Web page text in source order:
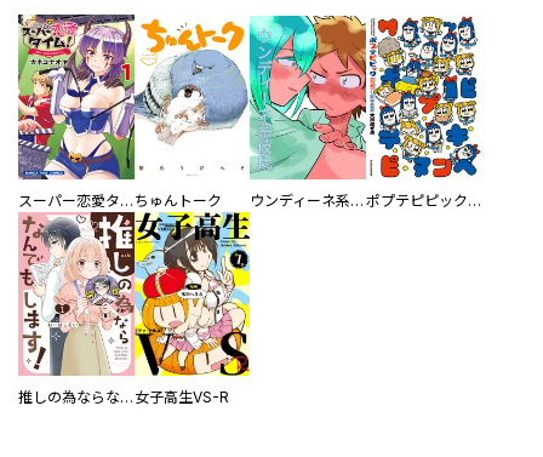
スーパー恋愛タイム！～現場でドＳな彼女は自宅でデレる～ ちゅんトーク ウンディーネ系彼氏 ポプテピピック SEASON EIGHT
推しの為ならなんでもします！ 女子高生VS-R